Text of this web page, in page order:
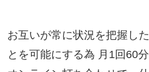
お互いが常に状況を把握し
とを可能にする為 月1回60分